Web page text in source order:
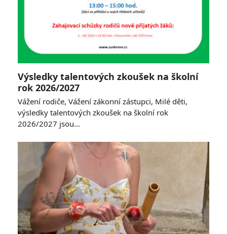
Výsledky talentových zkoušek na školní
rok 2026/2027
Vážení rodiče, Vážení zákonní zástupci, Milé děti,
výsledky talentových zkoušek na školní rok
2026/2027 jsou…